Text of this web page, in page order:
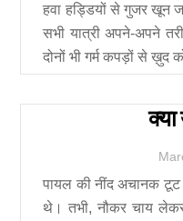
हवा हड्डियों से गुजर खून
सभी यात्री अपने-अपने
दोनों भी गर्म कपड़ों से ख़ुद
क्या
पायल की नींद अचानक
थे। तभी, नौकर चाय